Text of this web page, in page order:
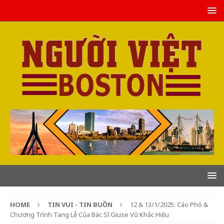
HOME TIN VUI - TIN BUỒN
12 & 13/1/2025: Cáo Phó &
Chương Trình Tang Lễ Của Bác Sĩ Giuse Vũ Khắc Hiệu